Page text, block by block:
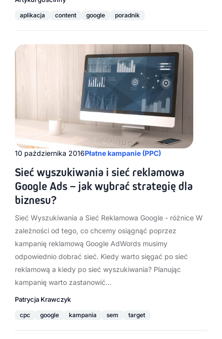
aplikacja content google poradnik
10 października 2016Płatne kampanie (PPC)
Sieć wyszukiwania i sieć reklamowa
Google Ads – jak wybrać strategię dla
biznesu?
Sieć Wyszukiwania a Sieć Reklamowa Google - różnice W
zależności od tego, co chcemy osiągnąć poprzez
kampanię reklamową Google AdWords musimy
odpowiednio dobrać sieć. Kiedy warto sięgać po sieć
reklamową a kiedy po sieć wyszukiwania? Planując
kampanię warto zastanowić…
Patrycja Krawczyk
cpc google kampania sem target